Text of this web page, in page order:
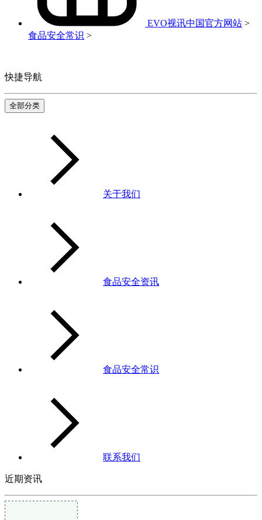
EVO视讯中国官方网站 >
食品安全常识 >
快捷导航
全部分类
关于我们
食品安全资讯
食品安全常识
联系我们
近期资讯